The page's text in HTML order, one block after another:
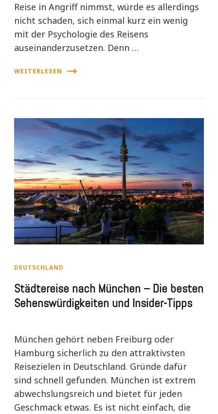
Reise in Angriff nimmst, würde es allerdings
nicht schaden, sich einmal kurz ein wenig
mit der Psychologie des Reisens
auseinanderzusetzen. Denn …
WEITERLESEN
DEUTSCHLAND
Städtereise nach München – Die besten
Sehenswürdigkeiten und Insider-Tipps
München gehört neben Freiburg oder
Hamburg sicherlich zu den attraktivsten
Reisezielen in Deutschland. Gründe dafür
sind schnell gefunden. München ist extrem
abwechslungsreich und bietet für jeden
Geschmack etwas. Es ist nicht einfach, die